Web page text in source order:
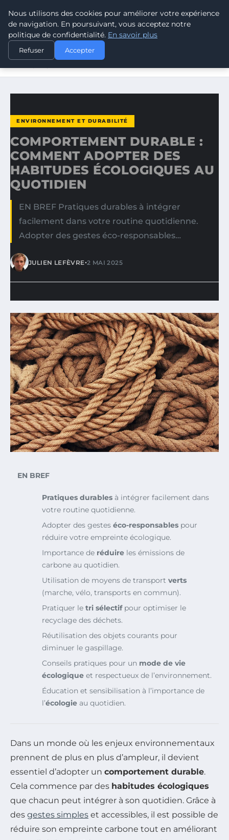
CLIMATE RESPONSE BLOG
ACCUEIL
ENVIRONNEMENT ET DURABILITÉ
COMPORTEMENT DURABLE : COMMENT ADOPTER DES
ENVIRONNEMENT ET DURABILITÉ
COMPORTEMENT DURABLE :
COMMENT ADOPTER DES
HABITUDES ÉCOLOGIQUES AU
QUOTIDIEN
EN BREF Pratiques durables à intégrer
facilement dans votre routine quotidienne.
Adopter des gestes éco-responsables…
JULIEN LEFÈVRE•2 MAI 2025
EN BREF
Pratiques durables à intégrer facilement dans
votre routine quotidienne.
Adopter des gestes éco-responsables pour
réduire votre empreinte écologique.
Importance de réduire les émissions de
carbone au quotidien.
Utilisation de moyens de transport verts
(marche, vélo, transports en commun).
Pratiquer le tri sélectifpour optimiser le
recyclage des déchets.
Réutilisation des objets courants pour
diminuer le gaspillage.
Conseils pratiques pour un mode de vie
écologique et respectueux de l’environnement.
Éducation et sensibilisation à l’importance de
l’écologie au quotidien.
Dans un monde où les enjeux environnementaux
prennent de plus en plus d’ampleur, il devient
essentiel d’adopter un comportement durable.
Cela commence par des habitudes écologiques
que chacun peut intégrer à son quotidien. Grâce à
des gestes simples et accessibles, il est possible de
réduire son empreinte carbone tout en améliorant
Nous utilisons des cookies pour améliorer votre expérience
de navigation. En poursuivant, vous acceptez notre
politique de confidentialité. En savoir plus
Refuser Accepter